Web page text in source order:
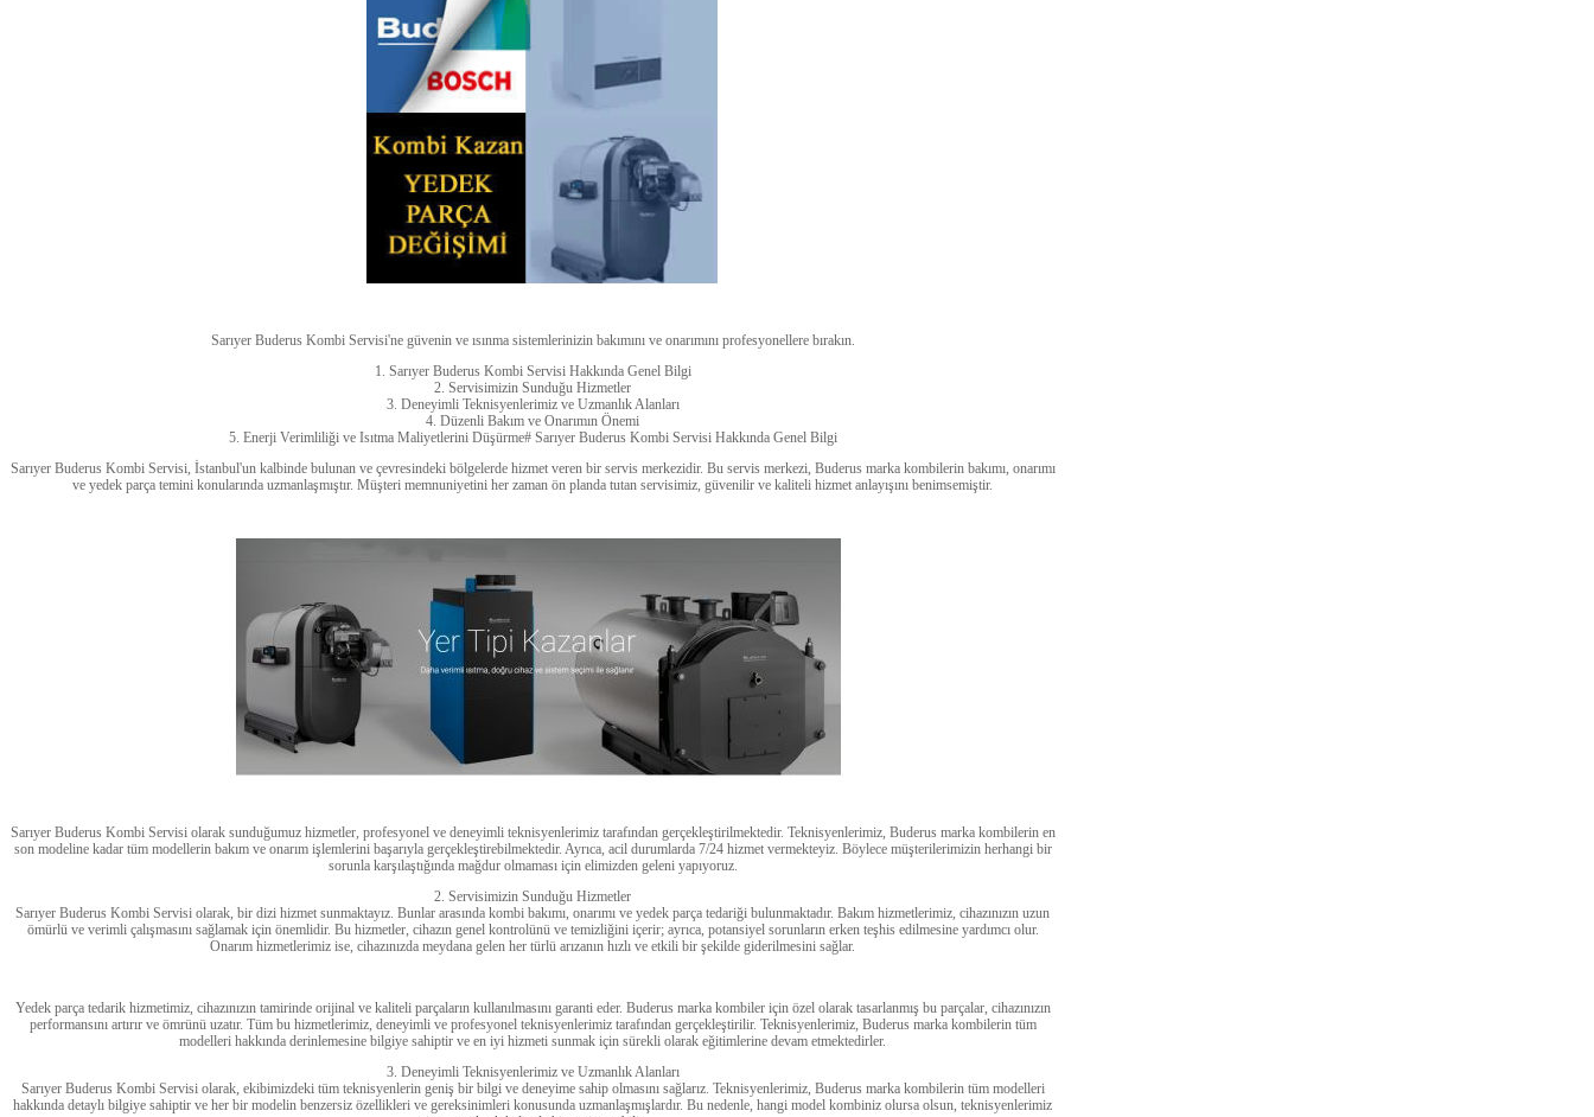
Sarıyer Buderus Kombi Servisi'ne güvenin ve ısınma sistemlerinizin bakımını ve onarımını profesyonellere bırakın.
1. Sarıyer Buderus Kombi Servisi Hakkında Genel Bilgi
2. Servisimizin Sunduğu Hizmetler
3. Deneyimli Teknisyenlerimiz ve Uzmanlık Alanları
4. Düzenli Bakım ve Onarımın Önemi
5. Enerji Verimliliği ve Isıtma Maliyetlerini Düşürme# Sarıyer Buderus Kombi Servisi Hakkında Genel Bilgi
Sarıyer Buderus Kombi Servisi, İstanbul'un kalbinde bulunan ve çevresindeki bölgelerde hizmet veren bir servis merkezidir. Bu servis merkezi, Buderus marka kombilerin bakımı, onarımı
ve yedek parça temini konularında uzmanlaşmıştır. Müşteri memnuniyetini her zaman ön planda tutan servisimiz, güvenilir ve kaliteli hizmet anlayışını benimsemiştir.
Sarıyer Buderus Kombi Servisi olarak sunduğumuz hizmetler, profesyonel ve deneyimli teknisyenlerimiz tarafından gerçekleştirilmektedir. Teknisyenlerimiz, Buderus marka kombilerin en
son modeline kadar tüm modellerin bakım ve onarım işlemlerini başarıyla gerçekleştirebilmektedir. Ayrıca, acil durumlarda 7/24 hizmet vermekteyiz. Böylece müşterilerimizin herhangi bir
sorunla karşılaştığında mağdur olmaması için elimizden geleni yapıyoruz.
2. Servisimizin Sunduğu Hizmetler
Sarıyer Buderus Kombi Servisi olarak, bir dizi hizmet sunmaktayız. Bunlar arasında kombi bakımı, onarımı ve yedek parça tedariği bulunmaktadır. Bakım hizmetlerimiz, cihazınızın uzun
ömürlü ve verimli çalışmasını sağlamak için önemlidir. Bu hizmetler, cihazın genel kontrolünü ve temizliğini içerir; ayrıca, potansiyel sorunların erken teşhis edilmesine yardımcı olur.
Onarım hizmetlerimiz ise, cihazınızda meydana gelen her türlü arızanın hızlı ve etkili bir şekilde giderilmesini sağlar.
Yedek parça tedarik hizmetimiz, cihazınızın tamirinde orijinal ve kaliteli parçaların kullanılmasını garanti eder. Buderus marka kombiler için özel olarak tasarlanmış bu parçalar, cihazınızın
performansını artırır ve ömrünü uzatır. Tüm bu hizmetlerimiz, deneyimli ve profesyonel teknisyenlerimiz tarafından gerçekleştirilir. Teknisyenlerimiz, Buderus marka kombilerin tüm
modelleri hakkında derinlemesine bilgiye sahiptir ve en iyi hizmeti sunmak için sürekli olarak eğitimlerine devam etmektedirler.
3. Deneyimli Teknisyenlerimiz ve Uzmanlık Alanları
Sarıyer Buderus Kombi Servisi olarak, ekibimizdeki tüm teknisyenlerin geniş bir bilgi ve deneyime sahip olmasını sağlarız. Teknisyenlerimiz, Buderus marka kombilerin tüm modelleri
hakkında detaylı bilgiye sahiptir ve her bir modelin benzersiz özellikleri ve gereksinimleri konusunda uzmanlaşmışlardır. Bu nedenle, hangi model kombiniz olursa olsun, teknisyenlerimiz